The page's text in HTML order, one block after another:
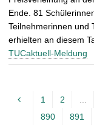
Ende. 81
Teilnehmerinnen und
erhielten an diesem
TUCaktuell-Meldung
1 2 ...
890
891